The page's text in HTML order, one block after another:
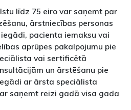
līdz 75 eiro var saņemt par
ārstniecības personas
pacienta iemaksu vai
aprūpes pakalpojumu pie
vai sertificētā
un ārstēšanu pie
ar ārsta speciālista
saņemt reizi gadā visa gada